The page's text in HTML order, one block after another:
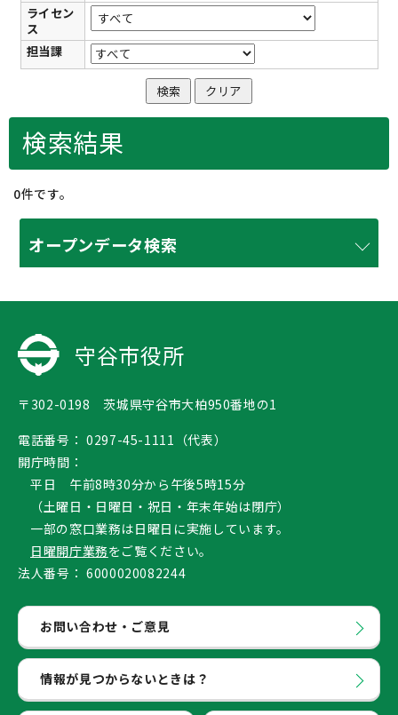
ライセン
ス
担当課
検索結果
0件です。
オープンデータ検索
守谷市役所
〒302-0198 茨城県守谷市大柏950番地の1
電話番号： 0297-45-1111（代表）
開庁時間：
平日 午前8時30分から午後5時15分
（土曜日・日曜日・祝日・年末年始は閉庁）
一部の窓口業務は日曜日に実施しています。
日曜開庁業務をご覧ください。
法人番号： 6000020082244
お問い合わせ・ご意見
情報が見つからないときは？